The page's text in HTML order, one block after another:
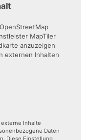
MapTiler
anzuzeigen
externen Inhalten
Inhalte
Daten
Diese Einstellung